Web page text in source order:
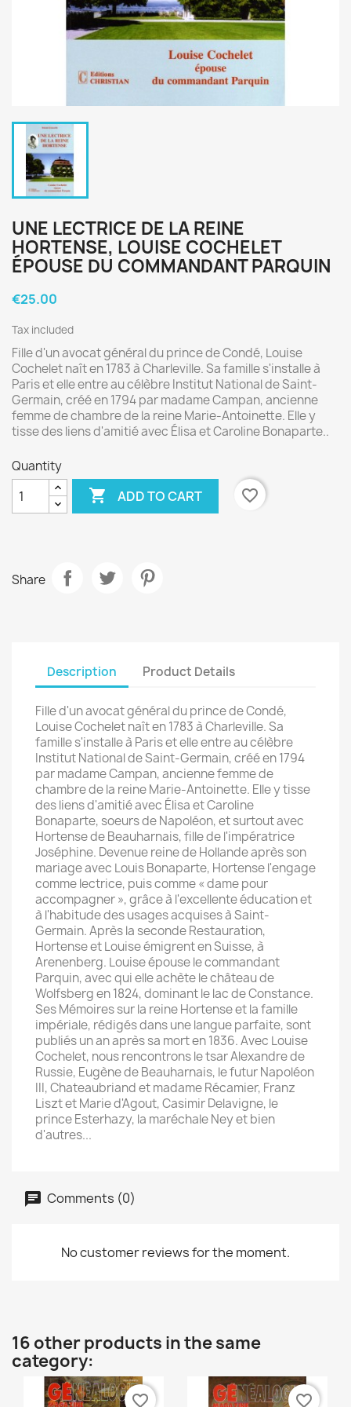
UNE LECTRICE DE LA REINE
HORTENSE, LOUISE COCHELET
ÉPOUSE DU COMMANDANT PARQUIN
€25.00
Tax included
Fille d'un avocat général du prince de Condé, Louise
Cochelet naît en 1783 à Charleville. Sa famille s'installe à
Paris et elle entre au célèbre Institut National de Saint-
Germain, créé en 1794 par madame Campan, ancienne
femme de chambre de la reine Marie-Antoinette. Elle y
tisse des liens d'amitié avec Élisa et Caroline Bonaparte..
Quantity
 ADD TO CART favorite_border
Share
Description Product Details
Fille d'un avocat général du prince de Condé,
Louise Cochelet naît en 1783 à Charleville. Sa
famille s'installe à Paris et elle entre au célèbre
Institut National de Saint-Germain, créé en 1794
par madame Campan, ancienne femme de
chambre de la reine Marie-Antoinette. Elle y tisse
des liens d'amitié avec Élisa et Caroline
Bonaparte, soeurs de Napoléon, et surtout avec
Hortense de Beauharnais, fille de l'impératrice
Joséphine. Devenue reine de Hollande après son
mariage avec Louis Bonaparte, Hortense l'engage
comme lectrice, puis comme « dame pour
accompagner », grâce à l'excellente éducation et
à l'habitude des usages acquises à Saint-
Germain. Après la seconde Restauration,
Hortense et Louise émigrent en Suisse, à
Arenenberg. Louise épouse le commandant
Parquin, avec qui elle achète le château de
Wolfsberg en 1824, dominant le lac de Constance.
Ses Mémoires sur la reine Hortense et la famille
impériale, rédigés dans une langue parfaite, sont
publiés un an après sa mort en 1836. Avec Louise
Cochelet, nous rencontrons le tsar Alexandre de
Russie, Eugène de Beauharnais, le futur Napoléon
III, Chateaubriand et madame Récamier, Franz
Liszt et Marie d'Agout, Casimir Delavigne, le
prince Esterhazy, la maréchale Ney et bien
d'autres...
Comments (0)
No customer reviews for the moment.
16 other products in the same
category:
favorite_border favorite_border